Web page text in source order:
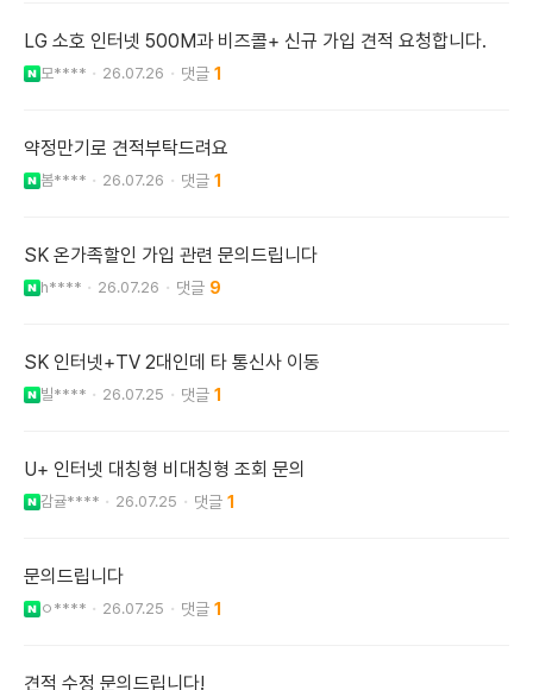
LG 소호 인터넷 500M과 비즈콜+ 신규 가입 견적 요청합니다.
모**** 26.07.26 1
약정만기로 견적부탁드려요
봄**** 26.07.26 1
SK 온가족할인 가입 관련 문의드립니다
h**** 26.07.26 9
SK 인터넷+TV 2대인데 타 통신사 이동
빌**** 26.07.25 1
U+ 인터넷 대칭형 비대칭형 조회 문의
감귤**** 26.07.25 1
문의드립니다
ㅇ**** 26.07.25 1
견적 수정 문의드립니다!